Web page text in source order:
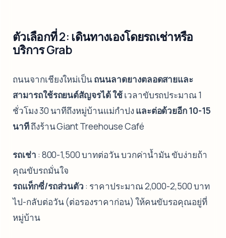
ตัวเลือกที่ 2: เดินทางเองโดยรถเช่าหรือ
บริการ Grab
ถนนจากเชียงใหม่เป็นถนนลาดยางตลอดสายและ
สามารถใช้รถยนต์สัญจรได้ ใช้เวลาขับรถประมาณ 1
ชั่วโมง 30 นาทีถึงหมู่บ้านแม่กำปงและต่อด้วยอีก 10-15
นาทีถึงร้าน Giant Treehouse Café
รถเช่า : 800-1,500 บาทต่อวัน บวกค่าน้ำมัน ขับง่ายถ้า
คุณขับรถมั่นใจ
รถแท็กซี่/รถส่วนตัว : ราคาประมาณ 2,000-2,500 บาท
ไป-กลับต่อวัน (ต่อรองราคาก่อน) ให้คนขับรอคุณอยู่ที่
หมู่บ้าน